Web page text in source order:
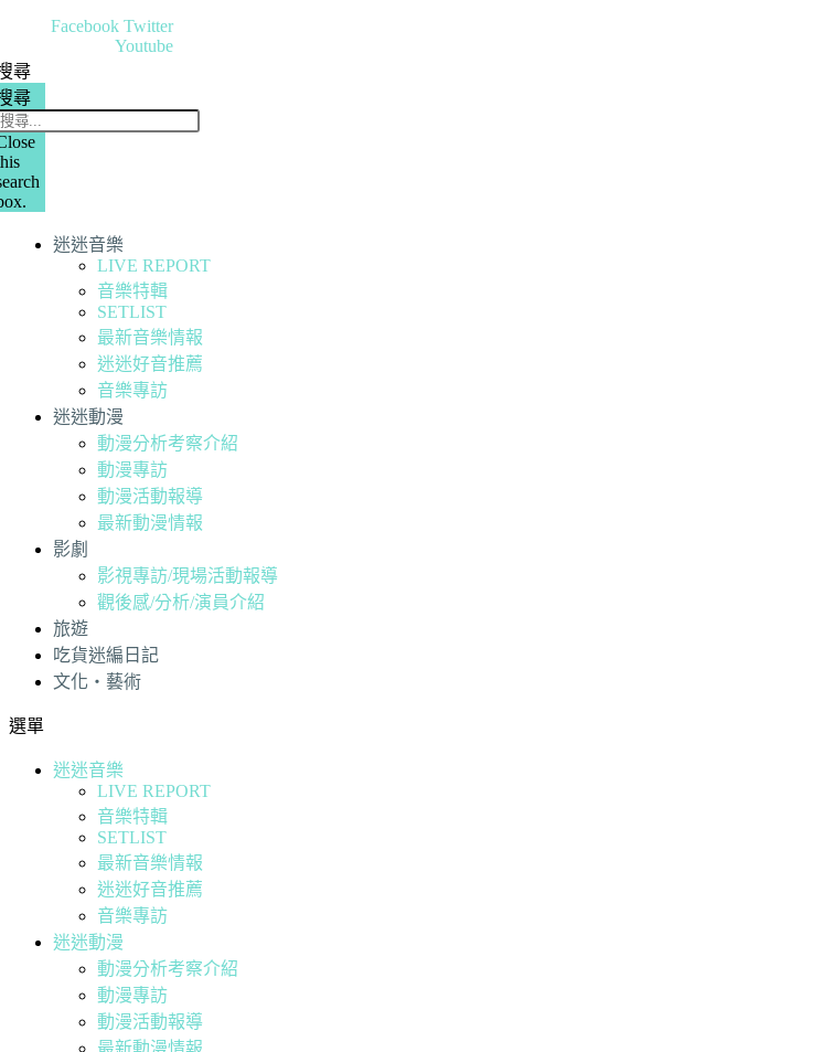
Facebook Twitter
Youtube
尋
尋
迷迷音樂
LIVE REPORT
音樂特輯
SETLIST
最新音樂情報
迷迷好音推薦
音樂專訪
迷迷動漫
動漫分析考察介紹
動漫專訪
動漫活動報導
最新動漫情報
影劇
影視專訪/現場活動報導
觀後感/分析/演員介紹
旅遊
吃貨迷編日記
文化・藝術
選單
迷迷音樂
LIVE REPORT
音樂特輯
SETLIST
最新音樂情報
迷迷好音推薦
音樂專訪
迷迷動漫
動漫分析考察介紹
動漫專訪
動漫活動報導
最新動漫情報